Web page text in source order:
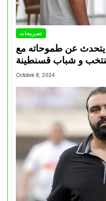
تصريحات
يتحدث عن طموحاته مع
و شباب قسنطينة
Octobre 8, 2024